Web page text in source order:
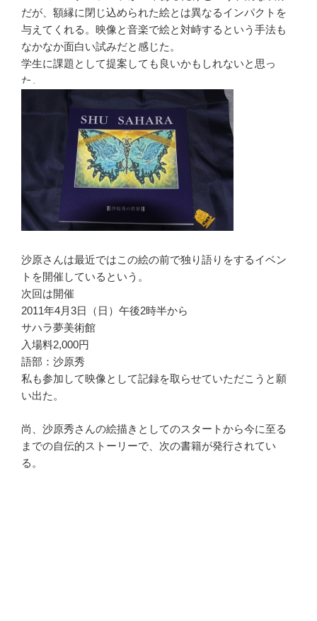
だが、額縁に閉じ込められた絵とは異なるインパクトを
与えてくれる。映像と音楽で絵と対峙するという手法も
なかなか面白い試みだと感じた。
学生に課題として提案しても良いかもしれないと思っ
た。
沙原さんは最近ではこの絵の前で独り語りをするイベン
トを開催しているという。
次回は開催
2011年4月3日（日）午後2時半から
サハラ夢美術館
入場料2,000円
語部：沙原秀
私も参加して映像として記録を取らせていただこうと願
い出た。
尚、沙原秀さんの絵描きとしてのスタートから今に至る
までの自伝的ストーリーで、次の書籍が発行されてい
る。